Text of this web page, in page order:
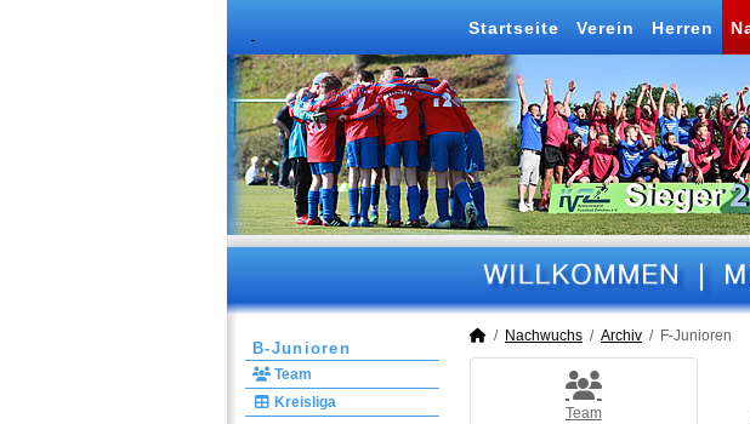
Startseite Verein Herren
B-Junioren
Team
Kreisliga
Nachwuchs Archiv F-Junioren
Team